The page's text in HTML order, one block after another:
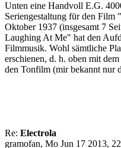
Unten eine Handvoll E.G.
Seriengestaltung für den Film
Oktober 1937 (insgesamt 7
Laughing At Me" hat den
Filmmusik. Wohl sämtliche
erschienen, d. h. oben mit
den Tonfilm (mir bekannt
Re: Electrola
gramofan, Mo Jun 17 2013,